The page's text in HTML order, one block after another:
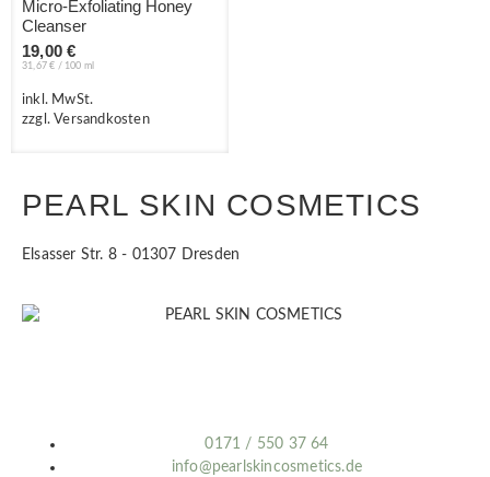
Micro-Exfoliating Honey
Cleanser
19,00€
31,67€ / 100 ml
inkl. MwSt.
zzgl. Versandkosten
PEARL SKIN COSMETICS
Elsasser Str. 8 - 01307 Dresden
0171 / 550 37 64
info@pearlskincosmetics.de